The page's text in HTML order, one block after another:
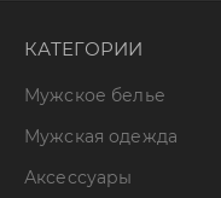
КАТЕГОРИИ
Мужское белье
Мужская одежда
Аксессуары